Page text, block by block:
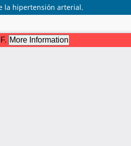
la hipertensión arterial.